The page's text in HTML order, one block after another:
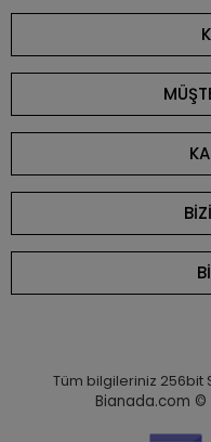
Tüm bilgileriniz 256bit
Bianada.com ©